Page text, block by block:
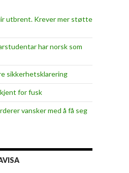
utbrent. Krever mer støtte
har norsk som
sikkerhets­klarering
for fusk
vansker med å få seg